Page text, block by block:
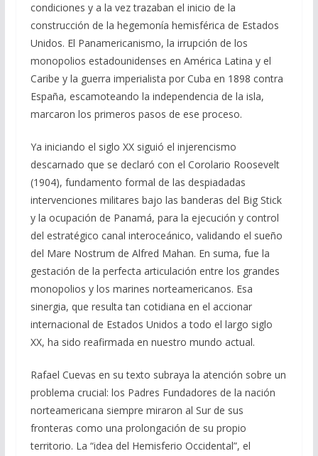
condiciones y a la vez trazaban el inicio de la
construcción de la hegemonía hemisférica de Estados
Unidos. El Panamericanismo, la irrupción de los
monopolios estadounidenses en América Latina y el
Caribe y la guerra imperialista por Cuba en 1898 contra
España, escamoteando la independencia de la isla,
marcaron los primeros pasos de ese proceso.
Ya iniciando el siglo XX siguió el injerencismo
descarnado que se declaró con el Corolario Roosevelt
(1904), fundamento formal de las despiadadas
intervenciones militares bajo las banderas del Big Stick
y la ocupación de Panamá, para la ejecución y control
del estratégico canal interoceánico, validando el sueño
del Mare Nostrum de Alfred Mahan. En suma, fue la
gestación de la perfecta articulación entre los grandes
monopolios y los marines norteamericanos. Esa
sinergia, que resulta tan cotidiana en el accionar
internacional de Estados Unidos a todo el largo siglo
XX, ha sido reafirmada en nuestro mundo actual.
Rafael Cuevas en su texto subraya la atención sobre un
problema crucial: los Padres Fundadores de la nación
norteamericana siempre miraron al Sur de sus
fronteras como una prolongación de su propio
territorio. La “idea del Hemisferio Occidental”, el